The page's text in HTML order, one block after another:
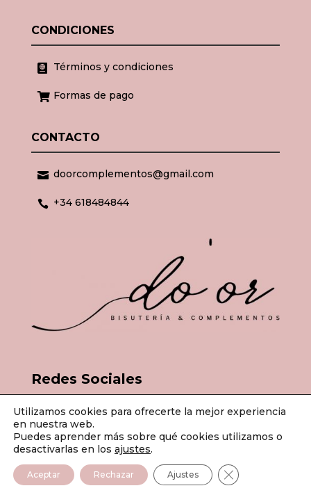
CONDICIONES
 Términos y condiciones
 Formas de pago
CONTACTO
 doorcomplementos@gmail.com
 +34 618484844
Redes Sociales
reservados.
Utilizamos cookies para ofrecerte la mejor experiencia
en nuestra web.
Puedes aprender más sobre qué cookies utilizamos o
desactivarlas en los ajustes.
Aceptar Rechazar Ajustes Cerrar el banner